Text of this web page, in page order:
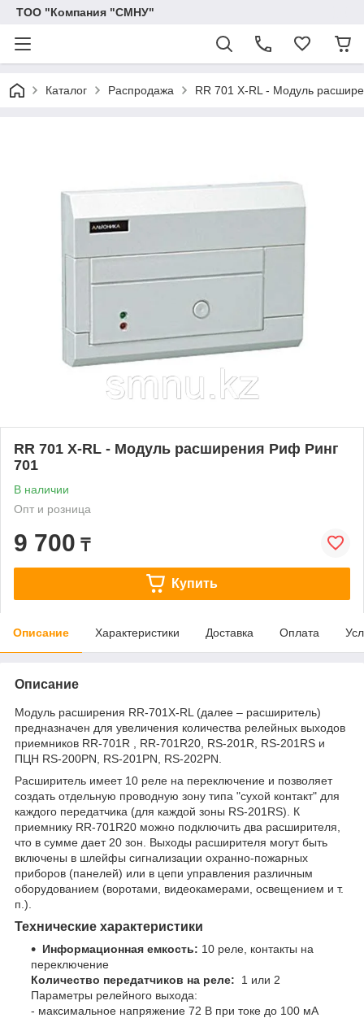
ТОО "Компания "СМНУ"
Каталог Распродажа RR 701 Х-RL - Модуль
RR 701 Х-RL - Модуль расширения Риф Ринг
701
В наличии
Опт и розница
9 700 ₸
Купить
Описание Характеристики Доставка Оплата
Описание
Модуль расширения RR-701X-RL (далее – расширитель)
предназначен для увеличения количества релейных выходов
приемников RR-701R , RR-701R20, RS-201R, RS-201RS и
ПЦН RS-200PN, RS-201PN, RS-202PN.
Расширитель имеет 10 реле на переключение и позволяет
создать отдельную проводную зону типа "сухой контакт" для
каждого передатчика (для каждой зоны RS-201RS). К
приемнику RR-701R20 можно подключить два расширителя,
что в сумме дает 20 зон. Выходы расширителя могут быть
включены в шлейфы сигнализации охранно-пожарных
приборов (панелей) или в цепи управления различным
оборудованием (воротами, видеокамерами, освещением и т.
п.).
Технические характеристики
Информационная емкость: 10 реле, контакты на
переключение
Количество передатчиков на реле: 1 или 2
Параметры релейного выхода:
- максимальное напряжение 72 В при токе до 100 мА